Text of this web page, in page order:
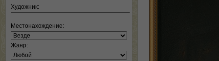
Художник:
Местонахождение:
Жанр: